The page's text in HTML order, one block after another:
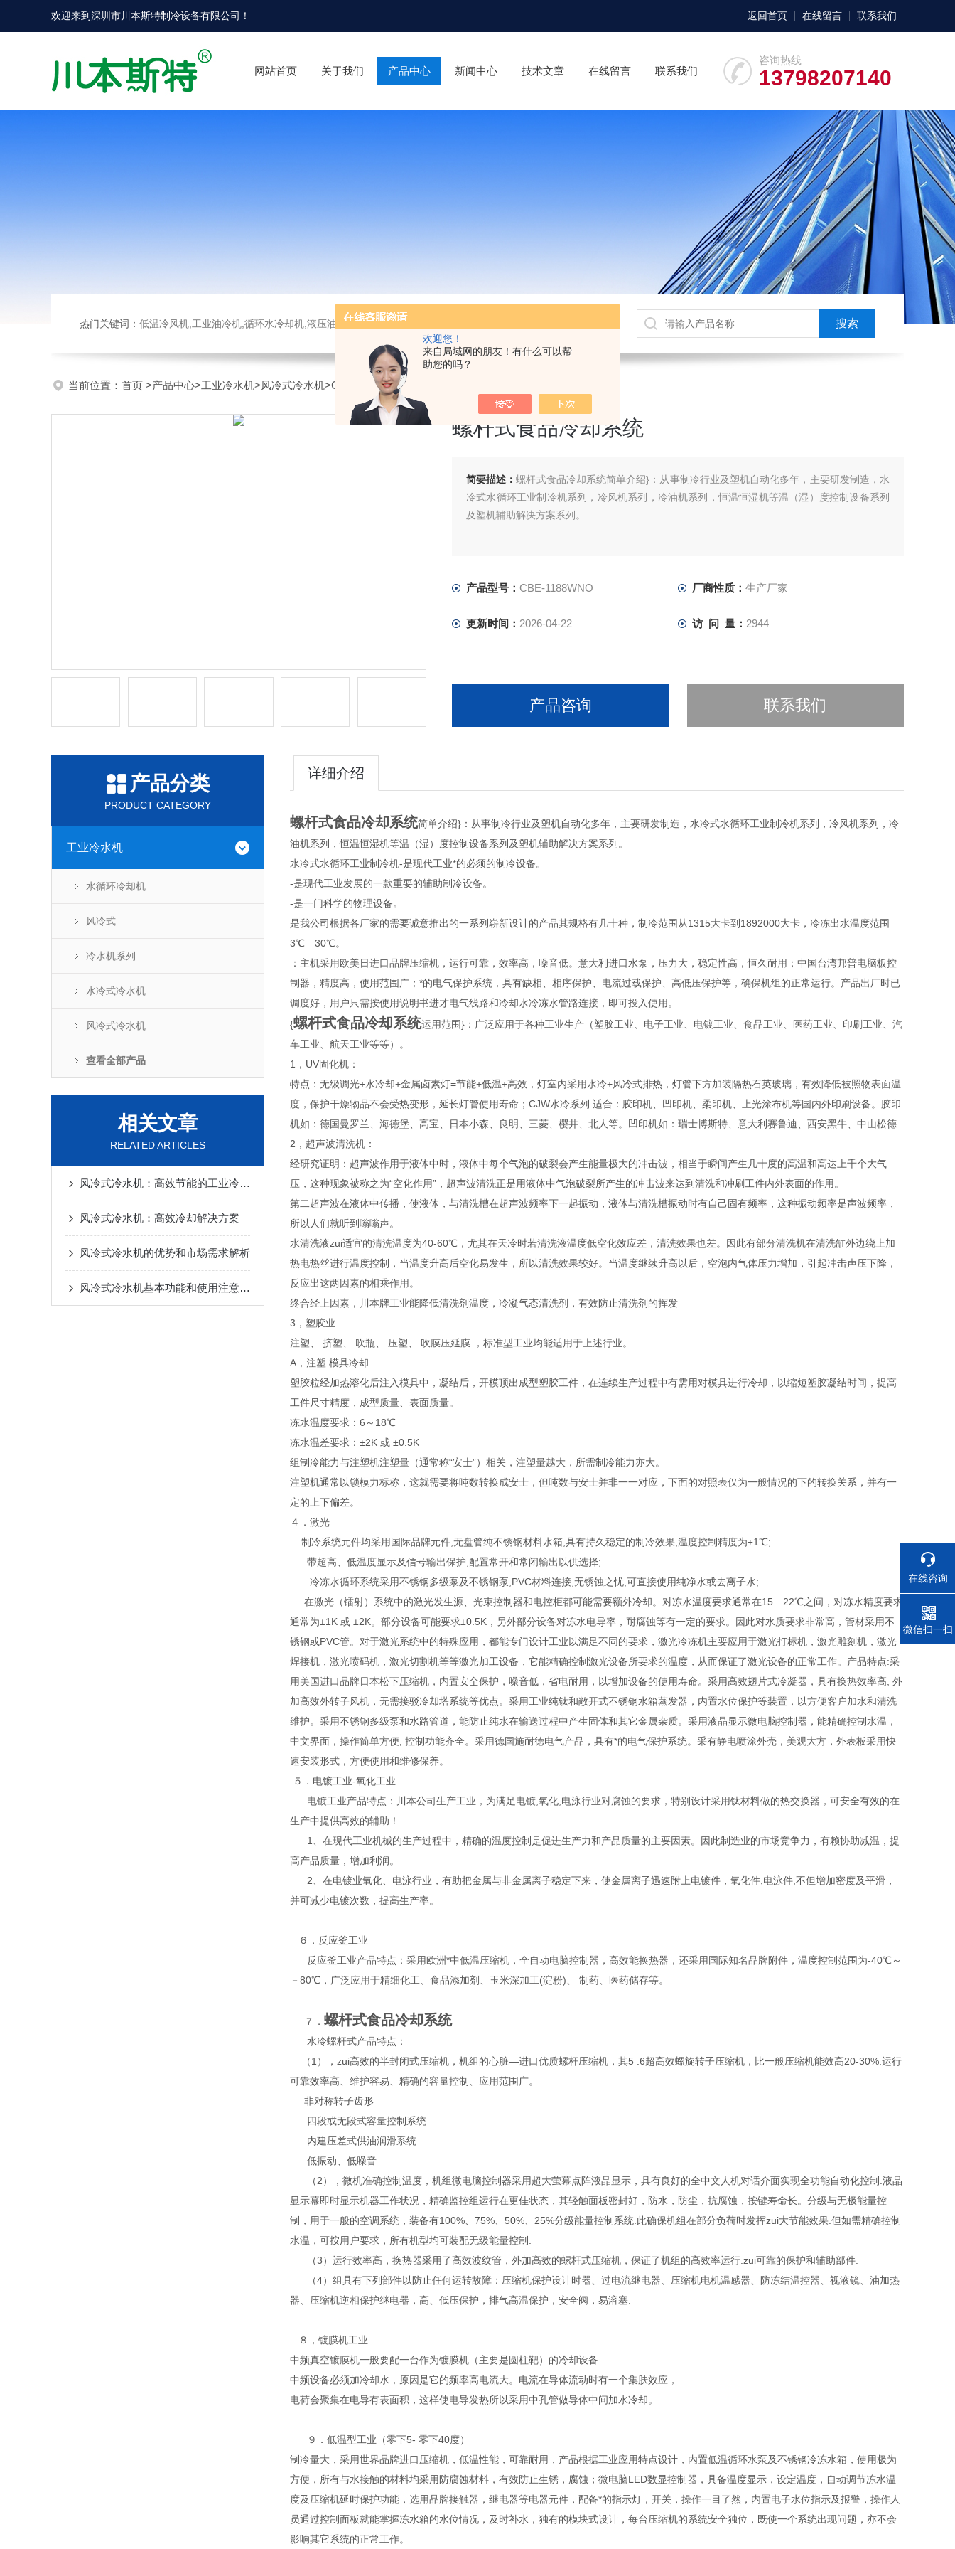
欢迎您！
来自局域网的朋友！有什么可以帮
助您的吗？
欢迎来到深圳市川本斯特制冷设备有限公司 ！ 返回首页 在线留言 联系我们
咨询热线
13798207140
网站首页 关于我们 产品中心 新闻中心 技术文章 在线留言 联系我们
热门关键词： 低温冷风机,工业油冷机,循环水冷却机,液压油冷却机
当前位置： 首页 >产品中心>工业冷水机>风冷式冷水机>CBE-1188WNO螺杆式食品冷却系统
螺杆式食品冷却系统
简要描述：螺杆式食品冷却系统简单介绍}：从事制冷行业及塑机自动化多年，主要研发制造，水
冷式水循环工业制冷机系列，冷风机系列，冷油机系列，恒温恒湿机等温（湿）度控制设备系列
及塑机辅助解决方案系列。
-是现代工业发展的一款重要的辅助制冷设备。
-是一门科学的物理设备。
产品型号： CBE-1188WNO 厂商性质： 生产厂家
更新时间： 2026-04-22 访 问 量： 2944
产品咨询 联系我们
产品分类
PRODUCT CATEGORY
工业冷水机
水循环冷却机
风冷式
冷水机系列
水冷式冷水机
风冷式冷水机
查看全部产品
相关文章
RELATED ARTICLES
风冷式冷水机：高效节能的工业冷却解决方案
风冷式冷水机：高效冷却解决方案
风冷式冷水机的优势和市场需求解析
风冷式冷水机基本功能和使用注意事项
详细介绍
螺杆式食品冷却系统简单介绍}：从事制冷行业及塑机自动化多年，主要研发制造，水冷式水循环工业制冷机系列，冷风机系列，冷
油机系列，恒温恒湿机等温（湿）度控制设备系列及塑机辅助解决方案系列。
水冷式水循环工业制冷机-是现代工业*的必须的制冷设备。
-是现代工业发展的一款重要的辅助制冷设备。
-是一门科学的物理设备。
是我公司根据各厂家的需要诚意推出的一系列崭新设计的产品其规格有几十种，制冷范围从1315大卡到1892000大卡，冷冻出水温度范围
3℃—30℃。
：主机采用欧美日进口品牌压缩机，运行可靠，效率高，噪音低。意大利进口水泵，压力大，稳定性高，恒久耐用；中国台湾邦普电脑板控
制器，精度高，使用范围广；*的电气保护系统，具有缺相、相序保护、电流过载保护、高低压保护等，确保机组的正常运行。产品出厂时已
调度好，用户只需按使用说明书进才电气线路和冷却水冷冻水管路连接，即可投入使用。
{螺杆式食品冷却系统运用范围}：广泛应用于各种工业生产（塑胶工业、电子工业、电镀工业、食品工业、医药工业、印刷工业、汽
车工业、航天工业等等）。
1，UV固化机：
特点：无级调光+水冷却+金属卤素灯=节能+低温+高效，灯室内采用水冷+风冷式排热，灯管下方加装隔热石英玻璃，有效降低被照物表面温
度，保护干燥物品不会受热变形，延长灯管使用寿命；CJW水冷系列 适合：胶印机、凹印机、柔印机、上光涂布机等国内外印刷设备。胶印
机如：德国曼罗兰、海德堡、高宝、日本小森、良明、三菱、樱井、北人等。凹印机如：瑞士博斯特、意大利赛鲁迪、西安黑牛、中山松德
2，超声波清洗机：
经研究证明：超声波作用于液体中时，液体中每个气泡的破裂会产生能量极大的冲击波，相当于瞬间产生几十度的高温和高达上千个大气
压，这种现象被称之为“空化作用”，超声波清洗正是用液体中气泡破裂所产生的冲击波来达到清洗和冲刷工件内外表面的作用。
第二超声波在液体中传播，使液体，与清洗槽在超声波频率下一起振动，液体与清洗槽振动时有自己固有频率，这种振动频率是声波频率，
所以人们就听到嗡嗡声。
水清洗液zui适宜的清洗温度为40-60℃，尤其在天冷时若清洗液温度低空化效应差，清洗效果也差。因此有部分清洗机在清洗缸外边绕上加
热电热丝进行温度控制，当温度升高后空化易发生，所以清洗效果较好。当温度继续升高以后，空泡内气体压力增加，引起冲击声压下降，
反应出这两因素的相乘作用。
终合经上因素，川本牌工业能降低清洗剂温度，冷凝气态清洗剂，有效防止清洗剂的挥发
3，塑胶业
注塑、 挤塑、 吹瓶、 压塑、 吹膜压延膜 ，标准型工业均能适用于上述行业。
A，注塑 模具冷却
塑胶粒经加热溶化后注入模具中，凝结后，开模顶出成型塑胶工件，在连续生产过程中有需用对模具进行冷却，以缩短塑胶凝结时间，提高
工件尺寸精度，成型质量、表面质量。
冻水温度要求：6～18℃
冻水温差要求：±2K 或 ±0.5K
组制冷能力与注塑机注塑量（通常称“安士”）相关，注塑量越大，所需制冷能力亦大。
注塑机通常以锁模力标称，这就需要将吨数转换成安士，但吨数与安士并非一一对应，下面的对照表仅为一般情况的下的转换关系，并有一
定的上下偏差。
４．激光
制冷系统元件均采用国际品牌元件,无盘管纯不锈钢材料水箱,具有持久稳定的制冷效果,温度控制精度为±1℃;
带超高、低温度显示及信号输出保护,配置常开和常闭输出以供选择;
冷冻水循环系统采用不锈钢多级泵及不锈钢泵,PVC材料连接,无锈蚀之忧,可直接使用纯净水或去离子水;
在激光（镭射）系统中的激光发生源、光束控制器和电控柜都可能需要额外冷却。对冻水温度要求通常在15…22℃之间，对冻水精度要求
通常为±1K 或 ±2K。部分设备可能要求±0.5K，另外部分设备对冻水电导率，耐腐蚀等有一定的要求。因此对水质要求非常高，管材采用不
锈钢或PVC管。对于激光系统中的特殊应用，都能专门设计工业以满足不同的要求，激光冷冻机主要应用于激光打标机，激光雕刻机，激光
焊接机，激光喷码机，激光切割机等等激光加工设备，它能精确控制激光设备所要求的温度，从而保证了激光设备的正常工作。产品特点:采
用美国进口品牌日本松下压缩机，内置安全保护，噪音低，省电耐用，以增加设备的使用寿命。采用高效翅片式冷凝器，具有换热效率高, 外
加高效外转子风机，无需接驳冷却塔系统等优点。采用工业纯钛和敞开式不锈钢水箱蒸发器，内置水位保护等装置，以方便客户加水和清洗
维护。采用不锈钢多级泵和水路管道，能防止纯水在输送过程中产生固体和其它金属杂质。采用液晶显示微电脑控制器，能精确控制水温，
中文界面，操作简单方便, 控制功能齐全。采用德国施耐德电气产品，具有*的电气保护系统。采有静电喷涂外壳，美观大方，外表板采用快
速安装形式，方便使用和维修保养。
５．电镀工业-氧化工业
电镀工业产品特点：川本公司生产工业，为满足电镀,氧化,电泳行业对腐蚀的要求，特别设计采用钛材料做的热交换器，可安全有效的在
生产中提供高效的辅助！
1、在现代工业机械的生产过程中，精确的温度控制是促进生产力和产品质量的主要因素。因此制造业的市场竞争力，有赖协助减温，提
高产品质量，增加利润。
2、在电镀业氧化、电泳行业，有助把金属与非金属离子稳定下来，使金属离子迅速附上电镀件，氧化件,电泳件,不但增加密度及平滑，
并可减少电镀次数，提高生产率。
６．反应釜工业
反应釜工业产品特点：采用欧洲*中低温压缩机，全自动电脑控制器，高效能换热器，还采用国际知名品牌附件，温度控制范围为-40℃～
－80℃，广泛应用于精细化工、食品添加剂、玉米深加工(淀粉)、 制药、医药储存等。
７． 螺杆式食品冷却系统
水冷螺杆式产品特点：
（1），zui高效的半封闭式压缩机，机组的心脏—进口优质螺杆压缩机，其5 :6超高效螺旋转子压缩机，比一般压缩机能效高20-30%.运行
可靠效率高、维护容易、精确的容量控制、应用范围广。
非对称转子齿形.
四段或无段式容量控制系统.
内建压差式供油润滑系统.
低振动、低噪音.
（2），微机准确控制温度，机组微电脑控制器采用超大萤幕点阵液晶显示，具有良好的全中文人机对话介面实现全功能自动化控制.液晶
显示幕即时显示机器工作状况，精确监控组运行在更佳状态，其轻触面板密封好，防水，防尘，抗腐蚀，按键寿命长。分级与无极能量控
制，用于一般的空调系统，装备有100%、75%、50%、25%分级能量控制系统.此确保机组在部分负荷时发挥zui大节能效果.但如需精确控制
水温，可按用户要求，所有机型均可装配无级能量控制.
（3）运行效率高，换热器采用了高效波纹管，外加高效的螺杆式压缩机，保证了机组的高效率运行.zui可靠的保护和辅助部件.
（4）组具有下列部件以防止任何运转故障：压缩机保护设计时器、过电流继电器、压缩机电机温感器、防冻结温控器、视液镜、油加热
器、压缩机逆相保护继电器，高、低压保护，排气高温保护，安全阀，易溶塞.
８，镀膜机工业
中频真空镀膜机一般要配一台作为镀膜机（主要是圆柱靶）的冷却设备
中频设备必须加冷却水，原因是它的频率高电流大。电流在导体流动时有一个集肤效应，
电荷会聚集在电导有表面积，这样使电导发热所以采用中孔管做导体中间加水冷却。
９．低温型工业（零下5- 零下40度）
制冷量大，采用世界品牌进口压缩机，低温性能，可靠耐用，产品根据工业应用特点设计，内置低温循环水泵及不锈钢冷冻水箱，使用极为
方便，所有与水接触的材料均采用防腐蚀材料，有效防止生锈，腐蚀；微电脑LED数显控制器，具备温度显示，设定温度，自动调节冻水温
度及压缩机延时保护功能，选用品牌接触器，继电器等电器元件，配备*的指示灯，开关，操作一目了然，内置电子水位指示及报警，操作人
员通过控制面板就能掌握冻水箱的水位情况，及时补水，独有的模块式设计，每台压缩机的系统安全独位，既使一个系统出现问题，亦不会
影响其它系统的正常工作。
在线咨询
电话
微信扫一扫